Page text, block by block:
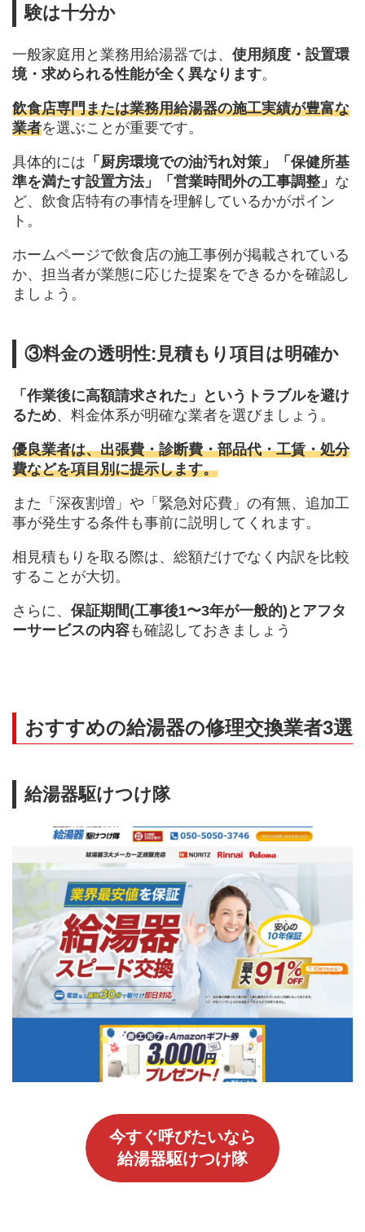
験は十分か
一般家庭用と業務用給湯器では、 使用頻度・設置環
境・求められる性能が全く異なります。
飲食店専門または業務用給湯器の施工実績が豊富な
業者を選ぶことが重要です。
具体的には 「厨房環境での油汚れ対策」「保健所基
準を満たす設置方法」「営業時間外の工事調整」 な
ど、飲食店特有の事情を理解しているかがポイン
ト。
ホームページで飲食店の施工事例が掲載されている
か、担当者が業態に応じた提案をできるかを確認し
ましょう。
③料金の透明性:見積もり項目は明確か
「作業後に高額請求された」というトラブルを避け
るため、料金体系が明確な業者を選びましょう。
優良業者は、出張費・診断費・部品代・工賃・処分
費などを項目別に提示します。
また「深夜割増」や「緊急対応費」の有無、追加工
事が発生する条件も事前に説明してくれます。
相見積もりを取る際は、総額だけでなく内訳を比較
することが大切。
さらに、 保証期間(工事後1〜3年が一般的)とアフタ
ーサービスの内容も確認しておきましょう
おすすめの給湯器の修理交換業者3選
給湯器駆けつけ隊
今すぐ呼びたいなら
給湯器駆けつけ隊